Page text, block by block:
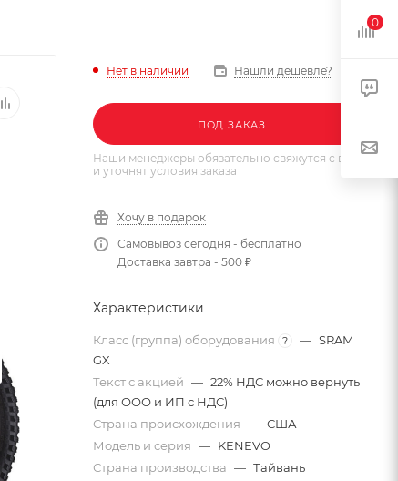
Нет в наличии Нашли дешевле?
ПОД ЗАКАЗ
Наши менеджеры обязательно свяжутся с вами
и уточнят условия заказа
Хочу в подарок
Самовывоз сегодня - бесплатно
Доставка завтра - 500 ₽
Характеристики
Класс (группа) оборудования ? — SRAM
GX
Текст с акцией — 22% НДС можно вернуть
(для ООО и ИП с НДС)
Страна происхождения — США
Модель и серия — KENEVO
Страна производства — Тайвань
0